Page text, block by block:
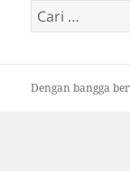
Cari
untuk:
Dengan bangga